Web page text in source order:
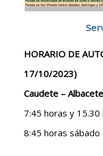
HORARIO DE
17/10/2023)
Caudete – Albacete
7:45 horas y
8:45 horas sábado